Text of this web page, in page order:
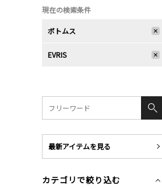
現在の検索条件
ボトムス
EVRIS
最新アイテムを見る
カテゴリで絞り込む